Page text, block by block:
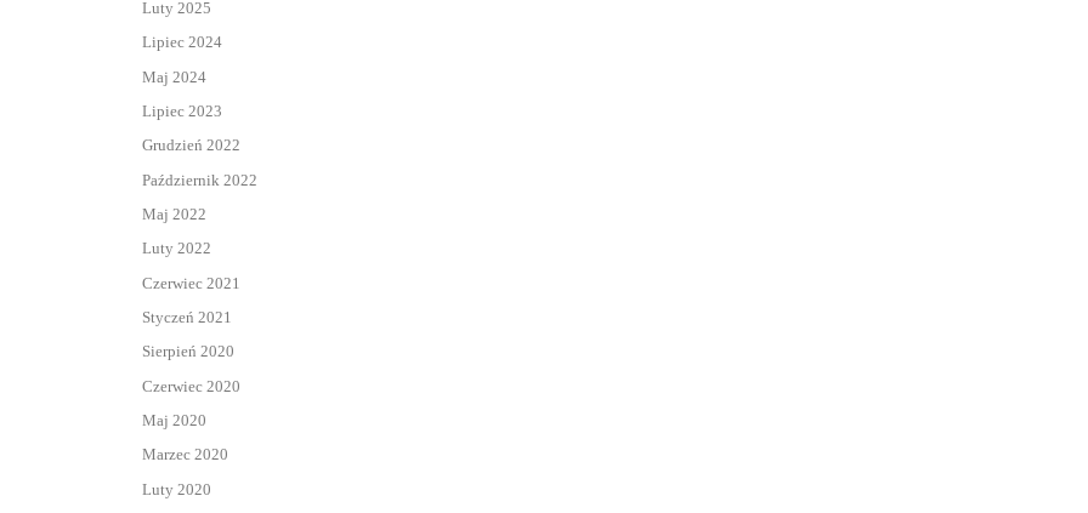
Luty 2025
Lipiec 2024
Maj 2024
Lipiec 2023
Grudzień 2022
Październik 2022
Maj 2022
Luty 2022
Czerwiec 2021
Styczeń 2021
Sierpień 2020
Czerwiec 2020
Maj 2020
Marzec 2020
Luty 2020